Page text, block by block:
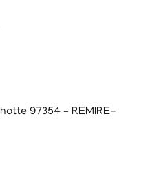
97354 – REMIRE-